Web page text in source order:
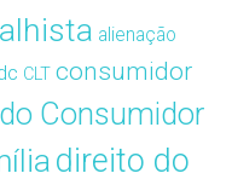
alienação
CLT consumidor
Consumidor
direito do